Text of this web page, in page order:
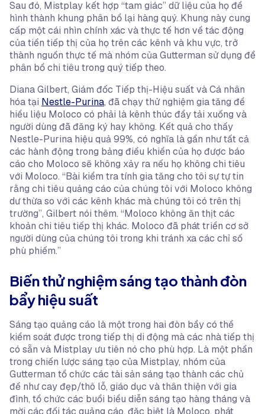
Sau đó, Mistplay kết hợp “tam giác” dữ liệu của họ để
hình thành khung phân bổ lại hàng quý. Khung này cung
cấp một cái nhìn chính xác và thực tế hơn về tác động
của tiền tiếp thị của họ trên các kênh và khu vực, trở
thành nguồn thực tế mà nhóm của Gutterman sử dụng để
phân bổ chi tiêu trong quý tiếp theo.
Diana Gilbert, Giám đốc Tiếp thị-Hiệu suất và Cá nhân
hóa tại Nestle-Purina, đã chạy thử nghiệm gia tăng để
hiểu liệu Moloco có phải là kênh thúc đẩy tải xuống và
người dùng đã đăng ký hay không. Kết quả cho thấy
Nestle-Purina hiệu quả 99%, có nghĩa là gần như tất cả
các hành động trong bảng điều khiển của họ được báo
cáo cho Moloco sẽ không xảy ra nếu họ không chi tiêu
với Moloco. “Bài kiểm tra tính gia tăng cho tôi sự tự tin
rằng chi tiêu quảng cáo của chúng tôi với Moloco không
dư thừa so với các kênh khác mà chúng tôi có trên thị
trường”, Gilbert nói thêm. “Moloco không ăn thịt các
khoản chi tiêu tiếp thị khác. Moloco đã phát triển cơ sở
người dùng của chúng tôi trong khi tránh xa các chỉ số
phù phiếm.”
Biến thử nghiệm sáng tạo thành đòn
bẩy hiệu suất
Sáng tạo quảng cáo là một trong hai đòn bẩy có thể
kiểm soát được trong tiếp thị di động mà các nhà tiếp thị
có sẵn và Mistplay ưu tiên nó cho phù hợp. Là một phần
trong chiến lược sáng tạo của Mistplay, nhóm của
Gutterman tổ chức các tài sản sáng tạo thành các chủ
đề như cay đẹp/thô lỗ, giáo dục và thân thiện với gia
đình, tổ chức các buổi biểu diễn sáng tạo hàng tháng và
mời các đối tác quảng cáo, đặc biệt là Moloco, phát